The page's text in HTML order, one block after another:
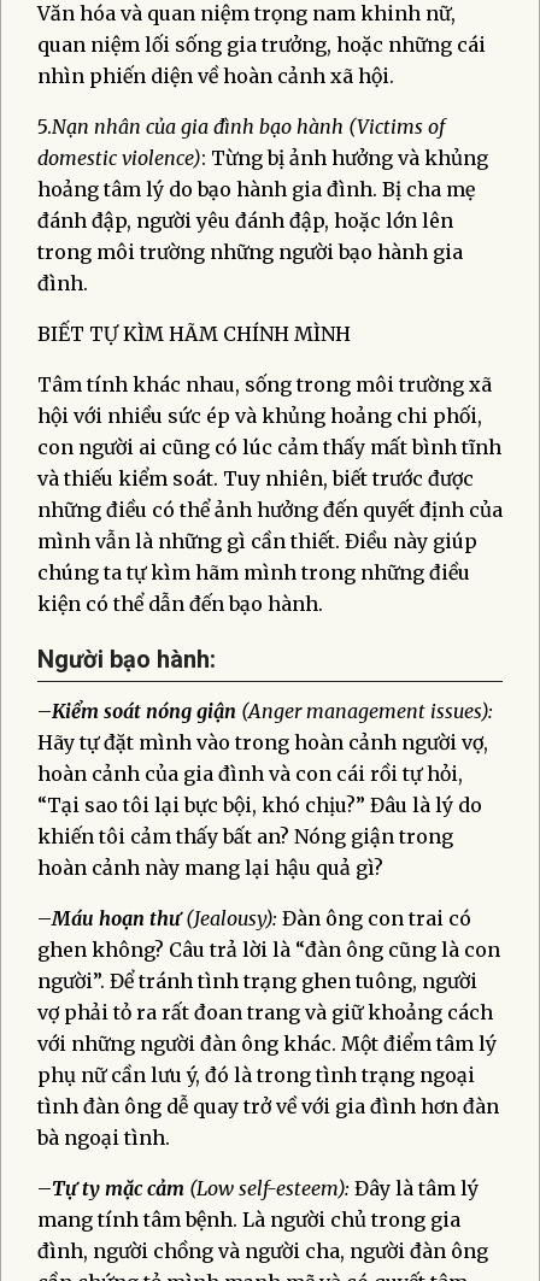
Văn hóa và quan niệm trọng nam khinh nữ,
quan niệm lối sống gia trưởng, hoặc những cái
nhìn phiến diện về hoàn cảnh xã hội.
5.Nạn nhân của gia đình bạo hành (Victims of
domestic violence): Từng bị ảnh hưởng và khủng
hoảng tâm lý do bạo hành gia đình. Bị cha mẹ
đánh đập, người yêu đánh đập, hoặc lớn lên
trong môi trường những người bạo hành gia
đình.
BIẾT TỰ KÌM HÃM CHÍNH MÌNH
Tâm tính khác nhau, sống trong môi trường xã
hội với nhiều sức ép và khủng hoảng chi phối,
con người ai cũng có lúc cảm thấy mất bình tĩnh
và thiếu kiểm soát. Tuy nhiên, biết trước được
những điều có thể ảnh hưởng đến quyết định của
mình vẫn là những gì cần thiết. Điều này giúp
chúng ta tự kìm hãm mình trong những điều
kiện có thể dẫn đến bạo hành.
Người bạo hành:
–Kiểm soát nóng giận (Anger management issues):
Hãy tự đặt mình vào trong hoàn cảnh người vợ,
hoàn cảnh của gia đình và con cái rồi tự hỏi,
“Tại sao tôi lại bực bội, khó chịu?” Đâu là lý do
khiến tôi cảm thấy bất an? Nóng giận trong
hoàn cảnh này mang lại hậu quả gì?
–Máu hoạn thư(Jealousy): Đàn ông con trai có
ghen không? Câu trả lời là “đàn ông cũng là con
người”. Để tránh tình trạng ghen tuông, người
vợ phải tỏ ra rất đoan trang và giữ khoảng cách
với những người đàn ông khác. Một điểm tâm lý
phụ nữ cần lưu ý, đó là trong tình trạng ngoại
tình đàn ông dễ quay trở về với gia đình hơn đàn
bà ngoại tình.
–Tự ty mặc cảm (Low self-esteem): Đây là tâm lý
mang tính tâm bệnh. Là người chủ trong gia
đình, người chồng và người cha, người đàn ông